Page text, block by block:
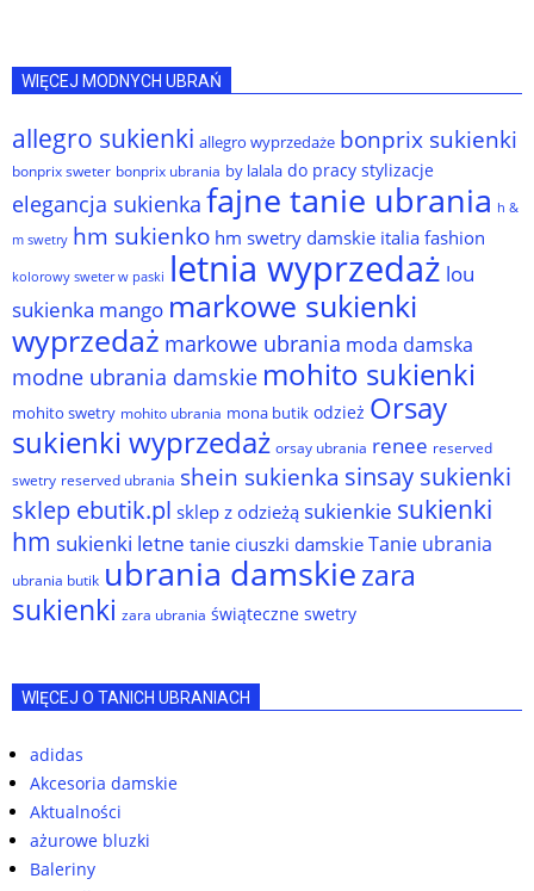
WIĘCEJ MODNYCH UBRAŃ
allegro sukienki allegro wyprzedaże bonprix sukienki
bonprix sweter bonprix ubrania by lalala do pracy stylizacje
elegancja sukienka fajne tanie ubrania h &
m swetry hm sukienko hm swetry damskie italia fashion
kolorowy sweter w paski letnia wyprzedaż lou
sukienka mango markowe sukienki
wyprzedaż markowe ubrania moda damska
modne ubrania damskie mohito sukienki
mohito swetry mohito ubrania mona butik odzież Orsay
sukienki wyprzedaż orsay ubrania renee reserved
swetry reserved ubrania shein sukienka sinsay sukienki
sklep ebutik.pl sklep z odzieżą sukienkie sukienki
hm sukienki letne tanie ciuszki damskie Tanie ubrania
ubrania butik ubrania damskiezara
sukienki zara ubrania świąteczne swetry
WIĘCEJ O TANICH UBRANIACH
adidas
Akcesoria damskie
Aktualności
ażurowe bluzki
Baleriny